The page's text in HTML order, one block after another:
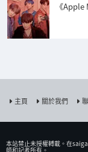
《
主頁 關於我們
本站禁止未授權𨍭載。在
師和記者所有。